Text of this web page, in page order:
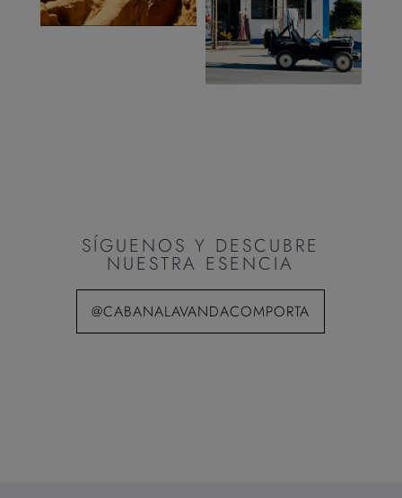
SÍGUENOS Y DESCUBRE
NUESTRA ESENCIA
@CABANALAVANDACOMPORTA